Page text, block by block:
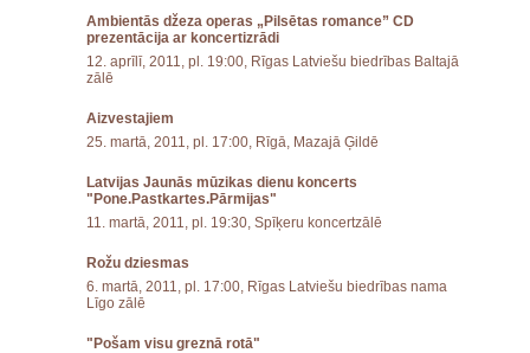
Ambientās džeza operas „Pilsētas romance” CD
prezentācija ar koncertizrādi
12. aprīlī, 2011, pl. 19:00, Rīgas Latviešu biedrības Baltajā
zālē
Aizvestajiem
25. martā, 2011, pl. 17:00, Rīgā, Mazajā Ģildē
Latvijas Jaunās mūzikas dienu koncerts
"Pone.Pastkartes.Pārmijas"
11. martā, 2011, pl. 19:30, Spīķeru koncertzālē
Rožu dziesmas
6. martā, 2011, pl. 17:00, Rīgas Latviešu biedrības nama
Līgo zālē
"Pošam visu greznā rotā"